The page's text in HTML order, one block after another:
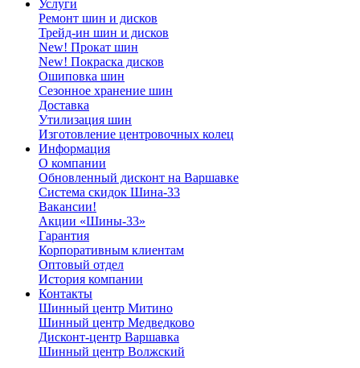
Услуги
Ремонт шин и дисков
Трейд-ин шин и дисков
New! Прокат шин
New! Покраска дисков
Ошиповка шин
Сезонное хранение шин
Доставка
Утилизация шин
Изготовление центровочных колец
Информация
О компании
Обновленный дисконт на Варшавке
Система скидок Шина-33
Вакансии!
Акции «Шины-33»
Гарантия
Корпоративным клиентам
Оптовый отдел
История компании
Контакты
Шинный центр Митино
Шинный центр Медведково
Дисконт-центр Варшавка
Шинный центр Волжский